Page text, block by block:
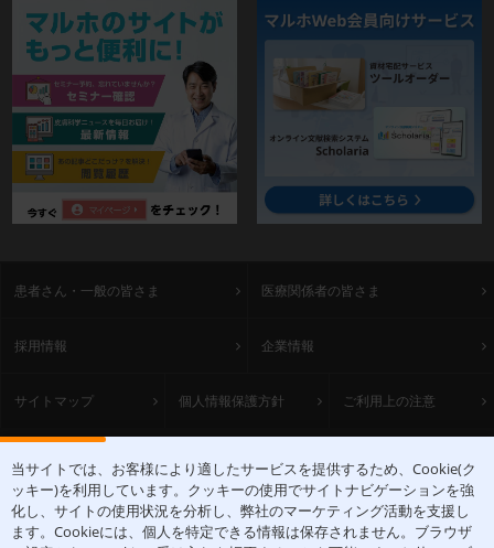
当サイトでは、お客様により適したサービスを提供するため、Cookie(ク
ッキー)を利用しています。クッキーの使用でサイトナビゲーションを強
化し、サイトの使用状況を分析し、弊社のマーケティング活動を支援し
ます。Cookieには、個人を特定できる情報は保存されません。ブラウザ
患者さん・一般の皆さま 医療関係者の皆さま
採用情報 企業情報
サイトマップ 個人情報保護方針 ご利用上の注意
ACCESS
〒531-0071 大阪府大阪市北区中津1丁目5-22
[アクセスマップ]